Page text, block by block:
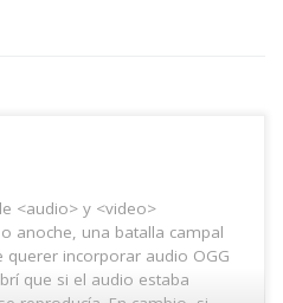
<audio> y <video>
anoche, una batalla campal
incorporar audio OGG
que si el audio estaba